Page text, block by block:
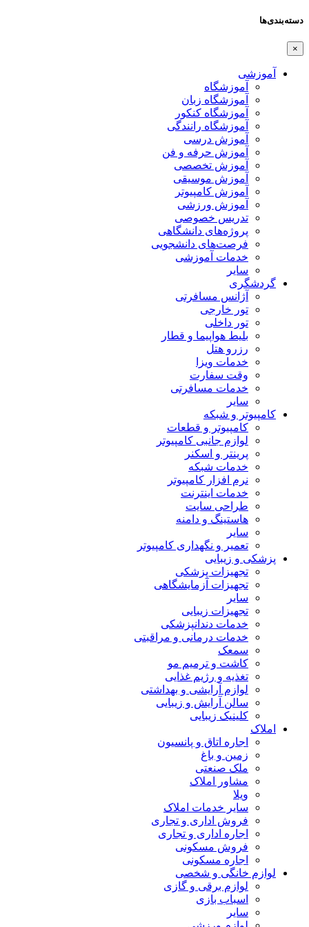
آموزشگاه
آموزشگاه زبان
آموزشگاه کنکور
آموزشگاه رانندگی
آموزش درسی
آموزش حرفه و فن
آموزش تخصصی
آموزش موسیقی
آموزش کامپیوتر
آموزش ورزشی
تدریس خصوصی
پروژه‌های دانشگاهی
فرصت‌های دانشجویی
خدمات آموزشی
آژانس مسافرتی
تور خارجی
تور داخلی
بلیط هواپیما و قطار
رزرو هتل
خدمات ویزا
وقت سفارت
خدمات مسافرتی
و شبکه
کامپیوتر و قطعات
لوازم جانبی کامپیوتر
پرینتر و اسکنر
خدمات شبکه
نرم افزار کامپیوتر
خدمات اینترنت
طراحی سایت
هاستینگ و دامنه
تعمیر و نگهداری کامپیوتر
و زیبایی
تجهیزات پزشکی
تجهیزات آزمایشگاهی
تجهیزات زیبایی
خدمات دندانپزشکی
خدمات درمانی و مراقبتی
سمعک
کاشت و ترمیم مو
تغذیه و رژیم غذایی
لوازم آرایشی و بهداشتی
سالن آرایش و زیبایی
کلینیک زیبایی
اجاره اتاق و پانسیون
زمین و باغ
ملک صنعتی
مشاور املاک
سایر خدمات املاک
فروش اداری و تجاری
اجاره اداری و تجاری
فروش مسکونی
اجاره مسکونی
خانگی و شخصی
لوازم برقی و گازی
اسباب بازی